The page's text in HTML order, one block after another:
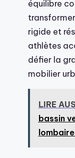
équilibre
rigide et
athlètes
défier la
mobilier
LIRE
bassin